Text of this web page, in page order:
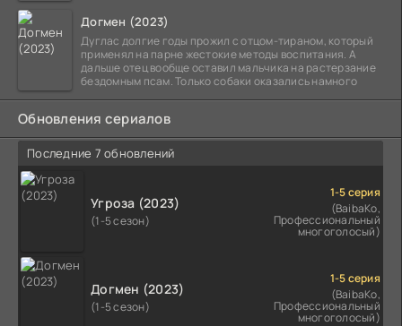
Догмен (2023)
Дуглас долгие годы прожил с отцом-тираном, который
применял на парне жестокие методы воспитания. А
дальше отец вообще оставил мальчика на растерзание
бездомным псам. Только собаки оказались намного
Обновления сериалов
Последние 7 обновлений
Угроза (2023)
(1-5 сезон)
1-5 серия
(BaibaKo,
Профессиональный
многоголосый)
Догмен (2023)
(1-5 сезон)
1-5 серия
(BaibaKo,
Профессиональный
многоголосый)